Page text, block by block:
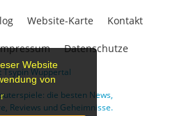
Website
von
Tsypin Wuppertal
die besten News,
Reviews und Geheimnisse.
Website-Karte Kontakt
Datenschutze